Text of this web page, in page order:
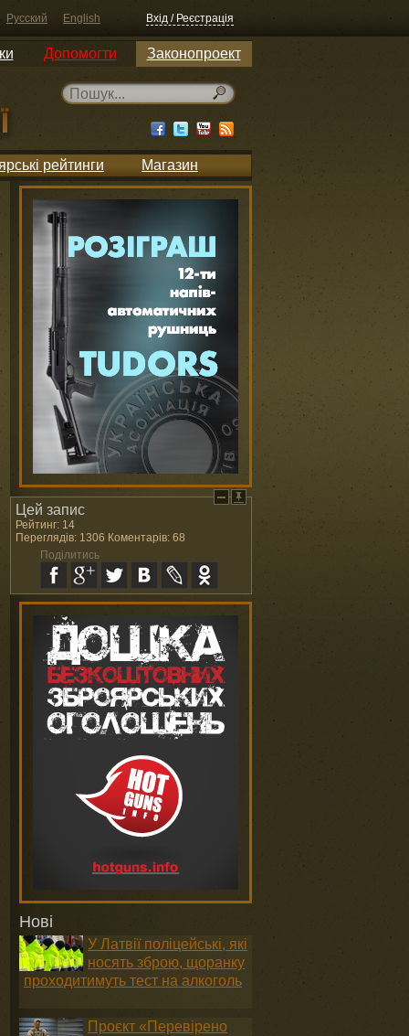
Русский English Вхід / Реєстрація
Допомогти Законопроект
рейтинги Магазин
Нові
У Латвії поліцейські, які
носять зброю, щоранку
проходитимуть тест на алкоголь
Проєкт «Перевірено
Цей запис
Рейтинг: 14
Переглядів: 1306 Коментарів: 68
Поділитись